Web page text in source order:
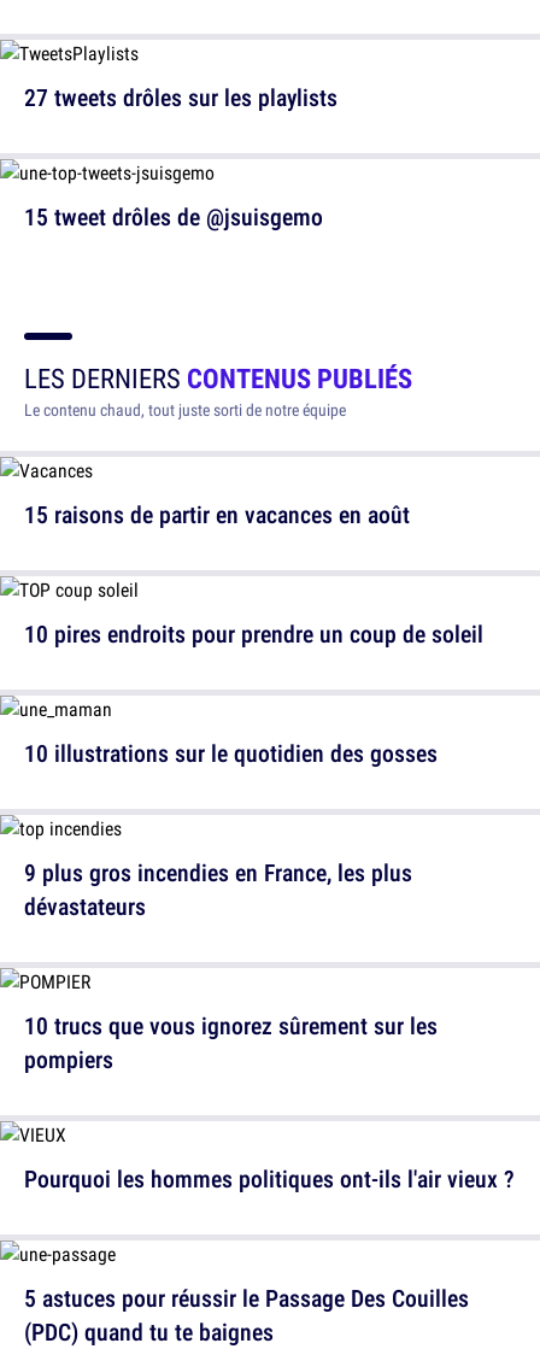
15 tweet drôles de @jsuisgemo
27 tweets drôles sur les playlists
LES DERNIERS CONTENUS PUBLIÉS
Le contenu chaud, tout juste sorti de notre équipe
15 raisons de partir en vacances en août
10 illustrations sur le quotidien des gosses
10 trucs que vous ignorez sûrement sur les
pompiers
5 astuces pour réussir le Passage Des Couilles
(PDC) quand tu te baignes
10 pires endroits pour prendre un coup de soleil
9 plus gros incendies en France, les plus
dévastateurs
Pourquoi les hommes politiques ont-ils l'air vieux ?